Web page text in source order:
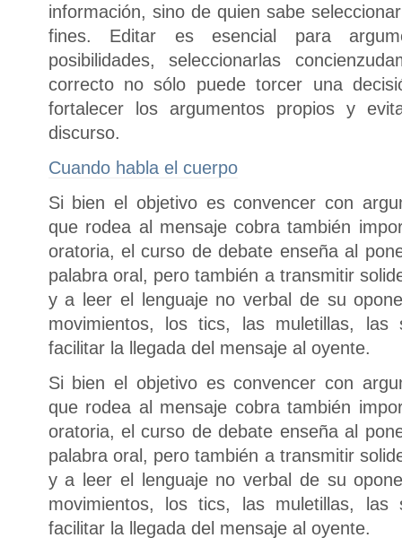
información, sino de quien sabe
fines. Editar es esencial para
posibilidades, seleccionarlas
correcto no sólo puede torcer una
fortalecer los argumentos propios y
discurso.
Cuando habla el cuerpo
Si bien el objetivo es convencer con
que rodea al mensaje cobra también
oratoria, el curso de debate enseña al
palabra oral, pero también a transmitir
y a leer el lenguaje no verbal de su
movimientos, los tics, las muletillas, las
facilitar la llegada del mensaje al oyente.
Si bien el objetivo es convencer con
que rodea al mensaje cobra también
oratoria, el curso de debate enseña al
palabra oral, pero también a transmitir
y a leer el lenguaje no verbal de su
movimientos, los tics, las muletillas, las
facilitar la llegada del mensaje al oyente.